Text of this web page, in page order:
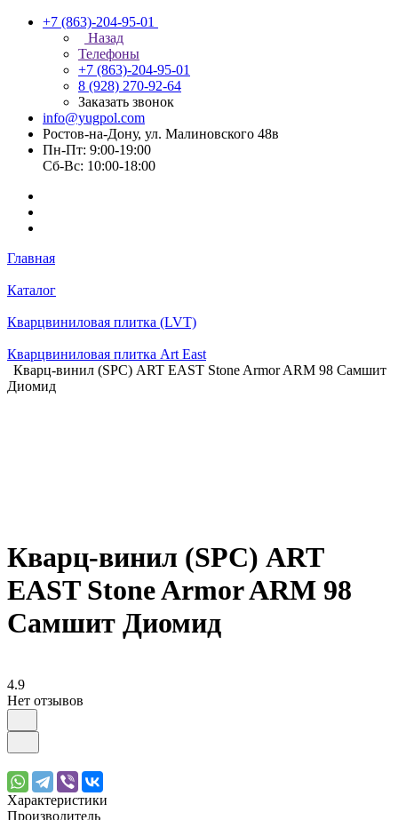
+7 (863)-204-95-01
Назад
Телефоны
+7 (863)-204-95-01
8 (928) 270-92-64
Заказать звонок
info@yugpol.com
Ростов-на-Дону, ул. Малиновского 48в
Пн-Пт: 9:00-19:00
Cб-Вс: 10:00-18:00
Главная
Каталог
Кварцвиниловая плитка (LVT)
Кварцвиниловая плитка Art East
Кварц-винил (SPC) ART EAST Stone Armor ARM 98 Самшит
Диомид
Кварц-винил (SPC) ART
EAST Stone Armor ARM 98
Самшит Диомид
4.9
Нет отзывов
Характеристики
Производитель